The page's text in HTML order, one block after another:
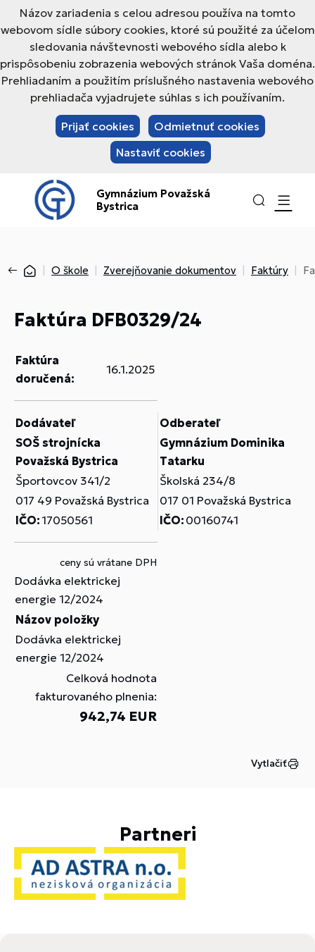
Názov zariadenia s celou adresou používa na tomto
webovom sídle súbory cookies, ktoré sú použité za účelom
sledovania návštevnosti webového sídla alebo k
prispôsobeniu zobrazenia webových stránok Vaša doména.
Prehliadaním a použitím príslušného nastavenia webového
prehliadača vyjadrujete súhlas s ich používaním.
Prijať cookies
Odmietnuť cookies
Nastaviť cookies
Gymnázium Považská
Bystrica
O škole Zverejňovanie dokumentov Faktúry
Faktúra DFB0329/24
Faktúra
doručená:
16.1.2025
Dodávateľ
SOŠ strojnícka
Považská Bystrica
Športovcov 341/2
017 49 Považská Bystrica
IČO:17050561
Odberateľ
Gymnázium Dominika
Tatarku
Školská 234/8
017 01 Považská Bystrica
IČO: 00160741
ceny sú vrátane DPH
Dodávka elektrickej
energie 12/2024
Názov položky
Dodávka elektrickej
energie 12/2024
Celková hodnota
fakturovaného plnenia:
942,74 EUR
Vytlačiť
Partneri